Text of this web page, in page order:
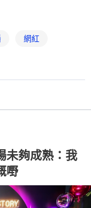
網紅
未夠成熟：我
嘢